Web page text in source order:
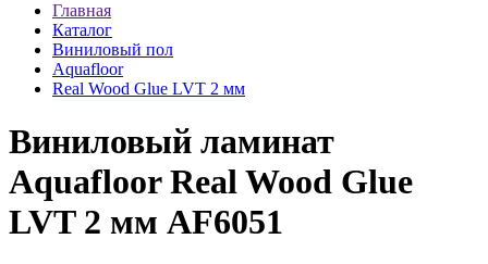
Главная
Каталог
Виниловый пол
Aquafloor
Real Wood Glue LVT 2 мм
Виниловый ламинат
Aquafloor Real Wood Glue
LVT 2 мм AF6051